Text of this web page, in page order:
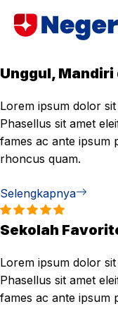
Unggul,
Lorem ipsum dolor
Phasellus sit amet
fames ac ante ipsum
rhoncus quam.
Selengkapnya
Sekolah
Lorem ipsum dolor
Phasellus sit amet
fames ac ante ipsum